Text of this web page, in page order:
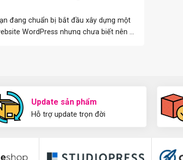
đang chuẩn bị bắt đầu xây dựng một
WordPress nhưng chưa biết nên ...
Update sản phẩm
Hỗ trợ update trọn đời